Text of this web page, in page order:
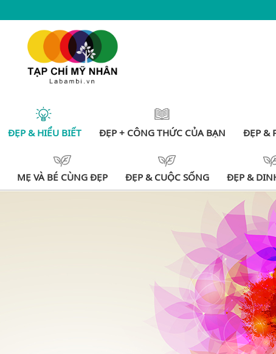
ĐẸP & HIỂU BIẾT ĐẸP + CÔNG THỨC CỦA BẠN ĐẸP &
MẸ VÀ BÉ CÙNG ĐẸP ĐẸP & CUỘC SỐNG ĐẸP &